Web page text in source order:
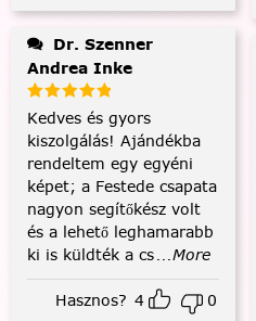
Andrea Inke
Kedves és gyors
kiszolgálás! Ajándékba
rendeltem egy egyéni
képet; a Festede csapata
nagyon segítőkész volt
és a lehető leghamarabb
ki is küldték a cs...More
Hasznos? 4 0